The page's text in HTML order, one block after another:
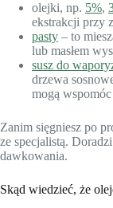
olejki, np. 5%,
ekstrakcji przy
pasty – to
lub masłem
susz do
drzewa
mogą
Zanim sięgniesz po
ze specjalistą.
dawkowania.
Skąd wiedzieć, że